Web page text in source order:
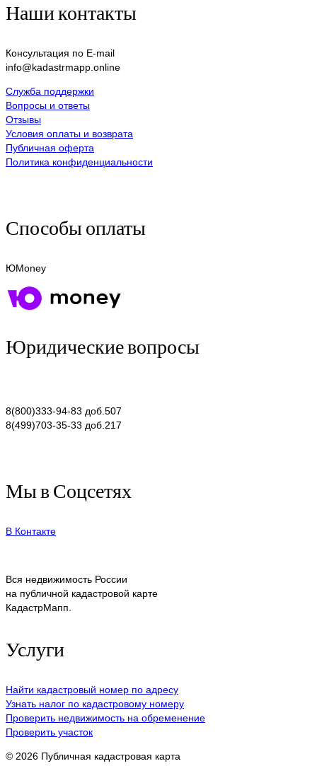
Наши контакты
Консультация по E-mail
info@kadastrmapp.online
Служба поддержки
Вопросы и ответы
Отзывы
Условия оплаты и возврата
Публичная оферта
Политика конфиденциальности
Способы оплаты
ЮMoney
Юридические вопросы
8(800)333-94-83 доб.507
8(499)703-35-33 доб.217
Мы в Соцсетях
В Контакте
Вся недвижимость России
на публичной кадастровой карте
КадастрМапп.
Услуги
Найти кадастровый номер по адресу
Узнать налог по кадастровому номеру
Проверить недвижимость на обременение
Проверить участок
© 2026 Публичная кадастровая карта